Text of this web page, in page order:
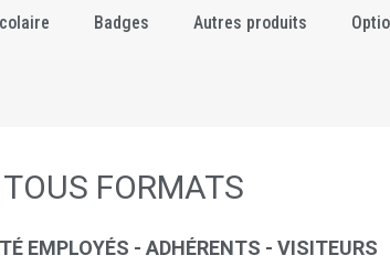
Badges Autres produits
FORMATS
EMPLOYÉS - ADHÉRENTS - VISITEURS